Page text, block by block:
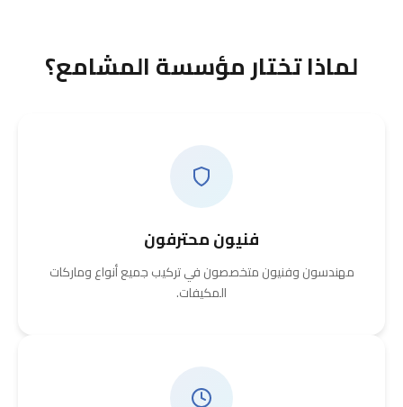
لماذا تختار مؤسسة المشامع؟
فنيون محترفون
مهندسون وفنيون متخصصون في تركيب جميع أنواع وماركات
المكيفات.